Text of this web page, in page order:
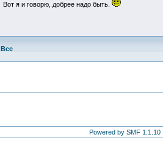
Вот я и говорю, добрее надо быть.
Все
Powered by SMF 1.1.10